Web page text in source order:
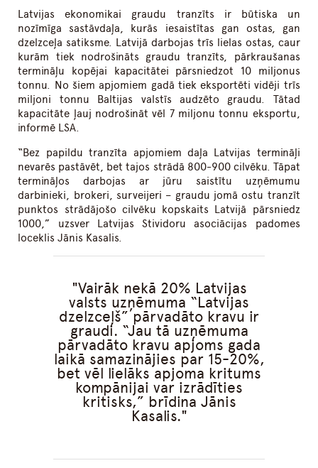
Latvijas ekonomikai graudu tranzīts ir būtiska un
nozīmīga sastāvdaļa, kurās iesaistītas gan ostas, gan
dzelzceļa satiksme. Latvijā darbojas trīs lielas ostas, caur
kurām tiek nodrošināts graudu tranzīts, pārkraušanas
termināļu kopējai kapacitātei pārsniedzot 10 miljonus
tonnu. No šiem apjomiem gadā tiek eksportēti vidēji trīs
miljoni tonnu Baltijas valstīs audzēto graudu. Tātad
kapacitāte ļauj nodrošināt vēl 7 miljonu tonnu eksportu,
informē LSA.
“Bez papildu tranzīta apjomiem daļa Latvijas termināļi
nevarēs pastāvēt, bet tajos strādā 800-900 cilvēku. Tāpat
termināļos darbojas ar jūru saistītu uzņēmumu
darbinieki, brokeri, surveijeri – graudu jomā ostu tranzīt
punktos strādājošo cilvēku kopskaits Latvijā pārsniedz
1000,” uzsver Latvijas Stividoru asociācijas padomes
loceklis Jānis Kasalis.
Vairāk nekā 20% Latvijas
valsts uzņēmuma “Latvijas
dzelzceļš” pārvadāto kravu ir
graudi. “Jau tā uzņēmuma
pārvadāto kravu apjoms gada
laikā samazinājies par 15-20%,
bet vēl lielāks apjoma kritums
kompānijai var izrādīties
kritisks,” brīdina Jānis
Kasalis.